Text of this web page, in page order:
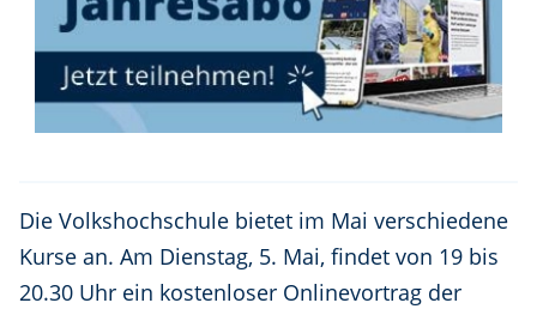
Die Volkshochschule bietet im Mai verschiedene
Kurse an. Am Dienstag, 5. Mai, findet von 19 bis
20.30 Uhr ein kostenloser Onlinevortrag der